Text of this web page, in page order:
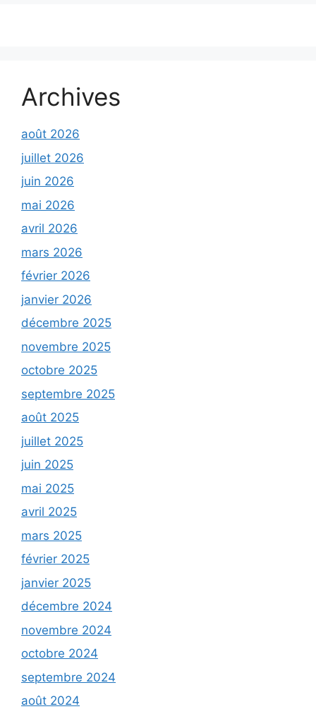
Archives
août 2026
juillet 2026
juin 2026
mai 2026
avril 2026
mars 2026
février 2026
janvier 2026
décembre 2025
novembre 2025
octobre 2025
septembre 2025
août 2025
juillet 2025
juin 2025
mai 2025
avril 2025
mars 2025
février 2025
janvier 2025
décembre 2024
novembre 2024
octobre 2024
septembre 2024
août 2024